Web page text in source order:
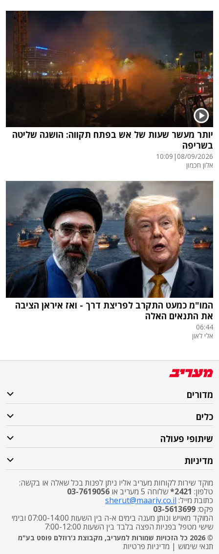
יותר מעשר שעות של אש בפתח תקווה: הושגה שליטה
בשריפה
08/09/2026
|
10:09
אלון חכמון
המו"מ כמעט התקרב לפריצת דרך - ואז איראן הציבה
את התנאים האלה
06:44
אלי לאון
מדורים
כלים
שיתופי פעולה
מדיניות
מוקד שירות לקוחות מעריב אליו ניתן לפנות בכל שאלה או בקשה:
טלפון: 2421* שלוחה 5 מעריב או
03-7619056
כתובת מייל: sherut@maariv.co.il
פקס:03-5613699
המוקד מאויש ונותן מענה בימים א-ה בין השעות 07:00-14:00 ובימי
שישי מטפל בפניות הפצה בלבד בין השעות 7:00-12:00
© 2026 כל הזכויות שמורות למעריב, מקבוצת ג'רוזלם פוסט בע"מ
תנאי שימוש | מדיניות פרטיות